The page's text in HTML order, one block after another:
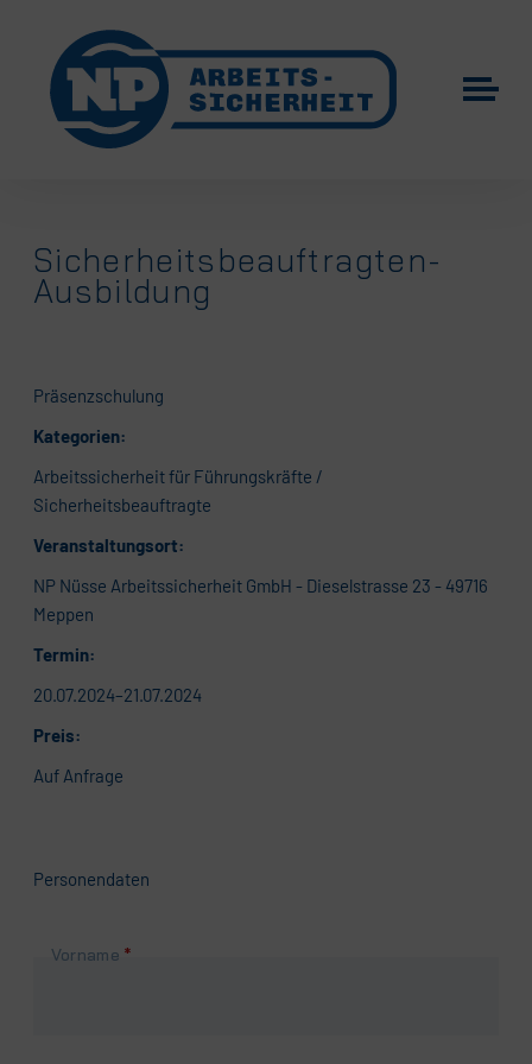
Sicherheitsbeauftragten-
Ausbildung
Präsenzschulung
Kategorien:
Arbeitssicherheit für Führungskräfte /
Sicherheitsbeauftragte
Veranstaltungsort:
NP Nüsse Arbeitssicherheit GmbH - Dieselstrasse 23 - 49716
Meppen
Termin:
20.07.2024–21.07.2024
Preis:
Auf Anfrage
Personendaten
Pflichtfeld
Vorname *